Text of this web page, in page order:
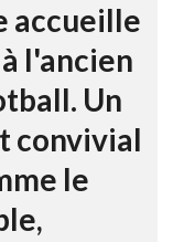
accueille
l'ancien
Un
convivial
le